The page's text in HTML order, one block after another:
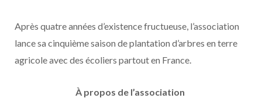
Après quatre années d’existence fructueuse, l’association
lance sa cinquième saison de plantation d’arbres en terre
agricole avec des écoliers partout en France.
À propos de l’association